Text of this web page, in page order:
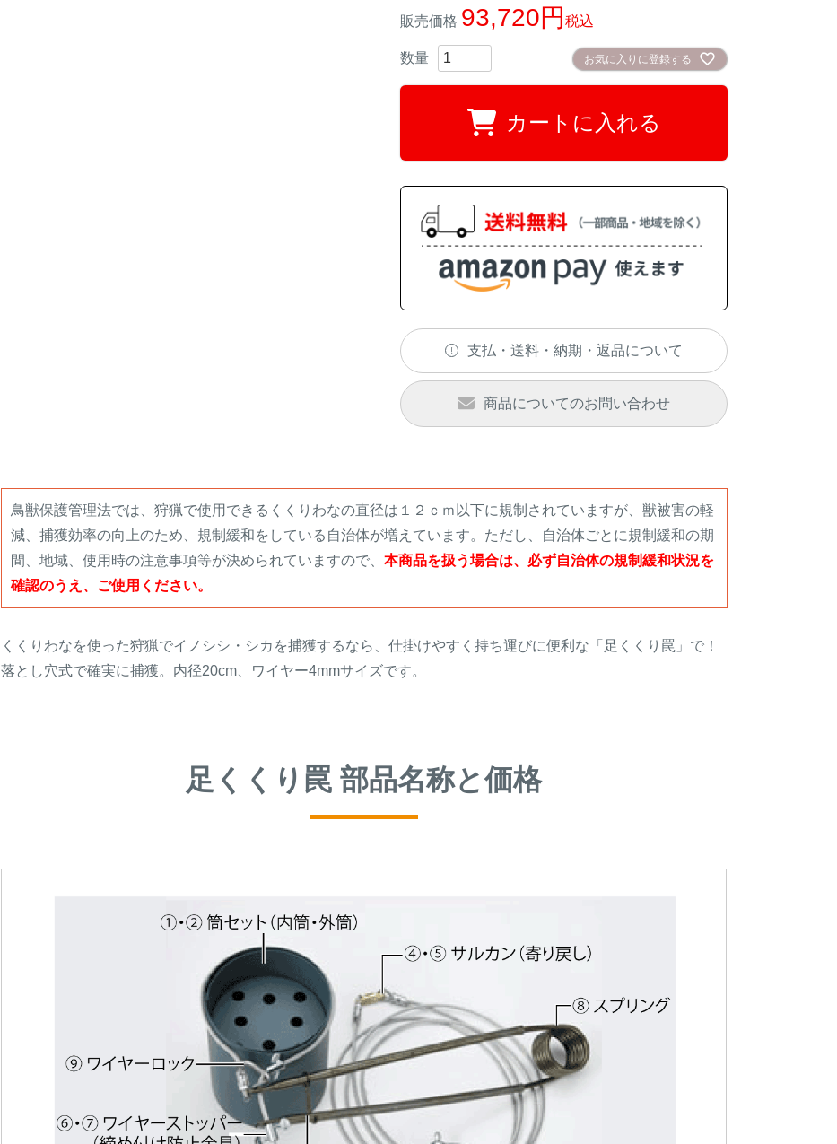
販売価格 93,720 税込
お気に入りに登録する
カートに入れる
支払・送料・納期・返品について
商品についてのお問い合わせ
鳥獣保護管理法では、狩猟で使用できるくくりわなの直径は１２ｃｍ以下に規制されていますが、獣被害の軽
減、捕獲効率の向上のため、規制緩和をしている自治体が増えています。ただし、自治体ごとに規制緩和の期
間、地域、使用時の注意事項等が決められていますので、 本商品を扱う場合は、必ず自治体の規制緩和状況を
確認のうえ、ご使用ください。
くくりわなを使った狩猟でイノシシ・シカを捕獲するなら、仕掛けやすく持ち運びに便利な「足くくり罠」で！
落とし穴式で確実に捕獲。内径20cm、ワイヤー4mmサイズです。
足くくり罠 部品名称と価格